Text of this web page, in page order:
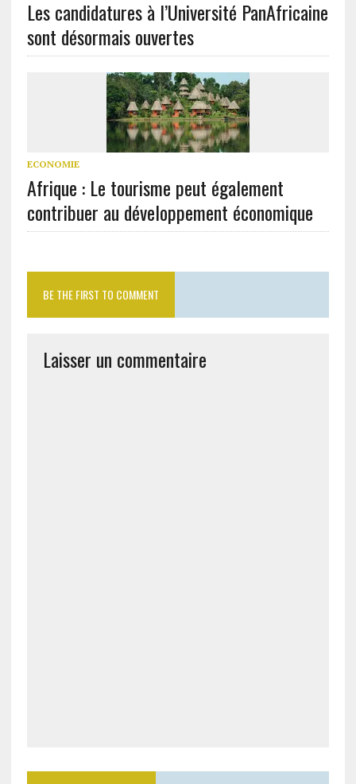
Les candidatures à l’Université PanAfricaine
sont désormais ouvertes
ECONOMIE
Afrique : Le tourisme peut également
contribuer au développement économique
BE THE FIRST TO COMMENT
Laisser un commentaire